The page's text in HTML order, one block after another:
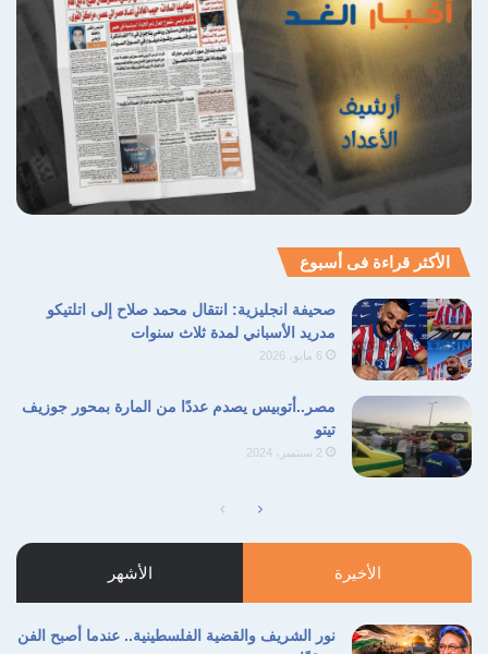
الأكثر قراءة فى أسبوع
صحيفة انجليزية: انتقال محمد صلاح إلى اتلتيكو
مدريد الأسباني لمدة ثلاث سنوات
6 مايو، 2026
مصر..أتوبيس يصدم عددًا من المارة بمحور جوزيف
تيتو
2 سبتمبر، 2024
الصفحة
السابقة
الصفحة
التالية
الأخيرة الأشهر
نور الشريف والقضية الفلسطينية.. عندما أصبح الفن